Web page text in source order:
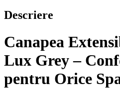
Descriere
Canapea
Lux Grey –
pentru Orice